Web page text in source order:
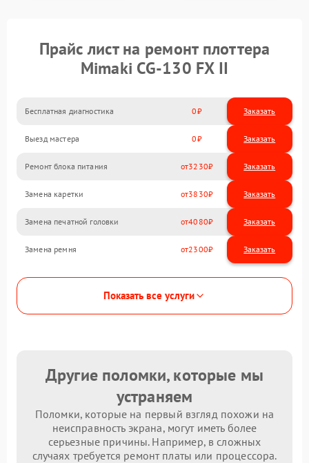
Прайс лист на ремонт плоттера
Mimaki CG-130 FX II
Бесплатная диагностика 0 Заказать
Выезд мастера 0 Заказать
Ремонт блока питания 3230
Замена каретки 3830
Замена печатной головки 4080
Замена ремня 2300
Показать все услуги
Другие поломки, которые мы
устраняем
Поломки, которые на первый взгляд похожи на
неисправность экрана, могут иметь более
серьезные причины. Например, в сложных
случаях требуется ремонт платы или процессора.